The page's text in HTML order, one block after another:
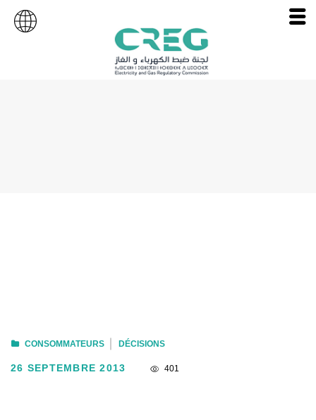
CONSOMMATEURS DÉCISIONS
26 SEPTEMBRE 2013 401